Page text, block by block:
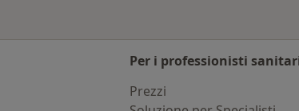
Per i professionisti
Prezzi